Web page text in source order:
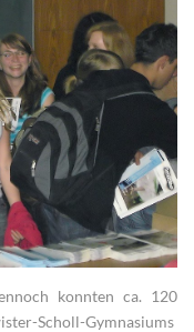
konnten ca. 120
Scholl-Gymnasiums